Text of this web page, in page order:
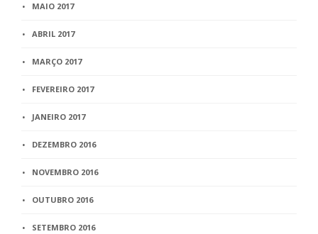
MAIO 2017
ABRIL 2017
MARÇO 2017
FEVEREIRO 2017
JANEIRO 2017
DEZEMBRO 2016
NOVEMBRO 2016
OUTUBRO 2016
SETEMBRO 2016